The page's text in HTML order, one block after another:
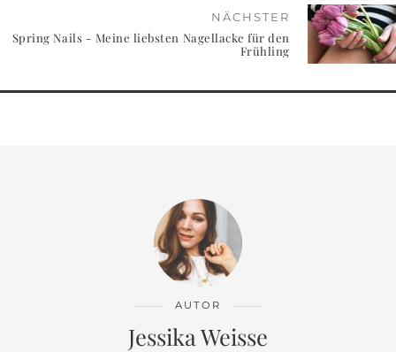
NÄCHSTER
Spring Nails - Meine liebsten Nagellacke für den
Frühling
AUTOR
Jessika Weisse